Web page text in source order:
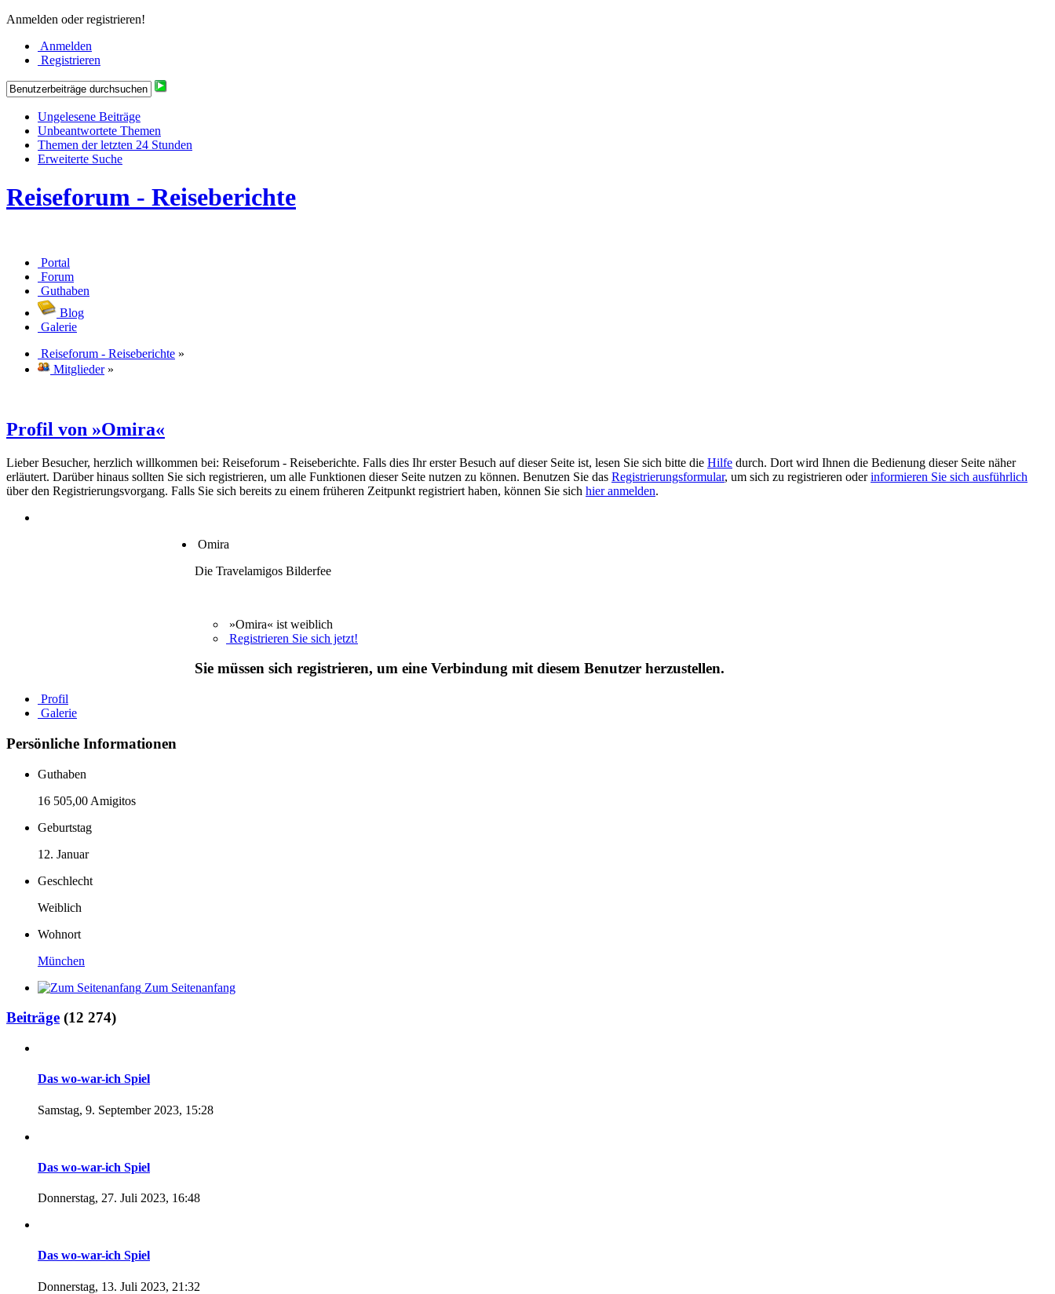
Anmelden oder registrieren!
Anmelden
Registrieren
Ungelesene Beiträge
Unbeantwortete Themen
Themen der letzten 24 Stunden
Erweiterte Suche
Reiseforum - Reiseberichte
Portal
Forum
Guthaben
Blog
Galerie
Reiseforum - Reiseberichte »
Mitglieder»
Profil von »Omira«
Lieber Besucher, herzlich willkommen bei: Reiseforum - Reiseberichte. Falls dies Ihr erster Besuch auf dieser Seite ist, lesen Sie sich bitte die Hilfe durch. Dort wird Ihnen die Bedienung dieser Seite näher
erläutert. Darüber hinaus sollten Sie sich registrieren, um alle Funktionen dieser Seite nutzen zu können. Benutzen Sie das Registrierungsformular, um sich zu registrieren oderinformieren Sie sich ausführlich
über den Registrierungsvorgang. Falls Sie sich bereits zu einem früheren Zeitpunkt registriert haben, können Sie sich hier anmelden.
Omira
Die Travelamigos Bilderfee
»Omira« ist weiblich
Registrieren Sie sich jetzt!
Sie müssen sich registrieren, um eine Verbindung mit diesem Benutzer herzustellen.
Profil
Galerie
Persönliche Informationen
Guthaben
16 505,00 Amigitos
Geburtstag
12. Januar
Geschlecht
Weiblich
Wohnort
München
Zum Seitenanfang
Beiträge (12 274)
Das wo-war-ich Spiel
Samstag, 9. September 2023, 15:28
Das wo-war-ich Spiel
Donnerstag, 27. Juli 2023, 16:48
Das wo-war-ich Spiel
Donnerstag, 13. Juli 2023, 21:32